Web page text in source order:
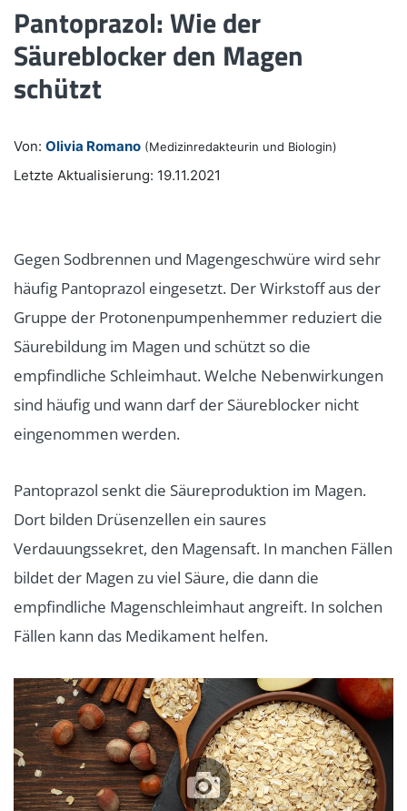
Pantoprazol: Wie der
Säureblocker den Magen
schützt
Von: Olivia Romano (Medizinredakteurin und Biologin)
Letzte Aktualisierung: 19.11.2021
Gegen Sodbrennen und Magengeschwüre wird sehr
häufig Pantoprazol eingesetzt. Der Wirkstoff aus der
Gruppe der Protonenpumpenhemmer reduziert die
Säurebildung im Magen und schützt so die
empfindliche Schleimhaut. Welche Nebenwirkungen
sind häufig und wann darf der Säureblocker nicht
eingenommen werden.
Pantoprazol senkt die Säureproduktion im Magen.
Dort bilden Drüsenzellen ein saures
Verdauungssekret, den Magensaft. In manchen Fällen
bildet der Magen zu viel Säure, die dann die
empfindliche Magenschleimhaut angreift. In solchen
Fällen kann das Medikament helfen.